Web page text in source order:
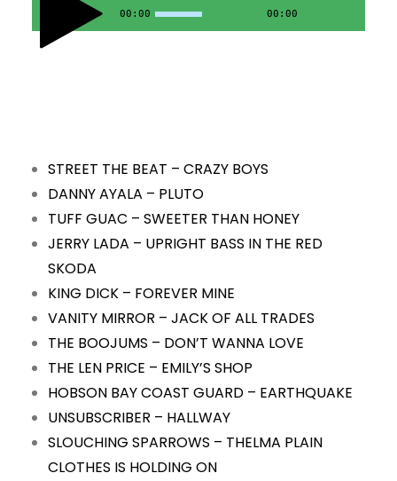
00:00 00:00
STREET THE BEAT – CRAZY BOYS
DANNY AYALA – PLUTO
TUFF GUAC – SWEETER THAN HONEY
JERRY LADA – UPRIGHT BASS IN THE RED
SKODA
KING DICK – FOREVER MINE
VANITY MIRROR – JACK OF ALL TRADES
THE BOOJUMS – DON’T WANNA LOVE
THE LEN PRICE – EMILY’S SHOP
HOBSON BAY COAST GUARD – EARTHQUAKE
UNSUBSCRIBER – HALLWAY
SLOUCHING SPARROWS – THELMA PLAIN
CLOTHES IS HOLDING ON